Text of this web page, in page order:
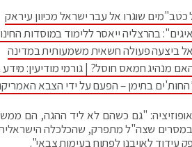
שוגרו אל עבר ישראל מכיוון עיראק
בהרצליה ייאסר ללימוד במוסדות
ביצעה פעולה חשאית משמעותית במדינה
מנהיג חמאס חוסל? | גורמי מודיעין:
בתימן – הפעם על ידי הצבא
"גם כשהם לא ליד ההגה, הם
שצה"ל מתפרק, שהכלכלה
לאויבנו לפתוח בעימות צבאי".